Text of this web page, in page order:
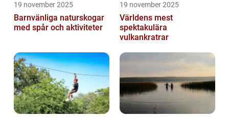
19 november 2025
Barnvänliga naturskogar
med spår och aktiviteter
19 november 2025
Världens mest
spektakulära
vulkankratrar